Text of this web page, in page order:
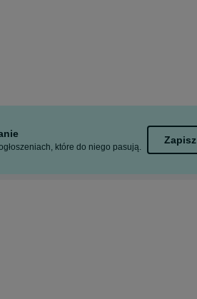
które do niego pasują.
Zapisz